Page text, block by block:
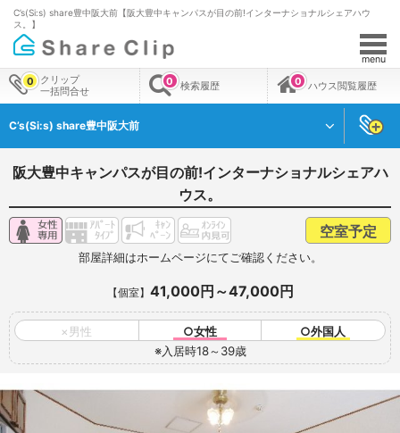
C’s(Si:s) share豊中阪大前【阪大豊中キャンパスが目の前!インターナショナルシェアハウ
ス。】
menu
クリップ
一括問合せ
0 検索履歴
0 ハウス閲覧履歴
0
C’s(Si:s) share豊中阪大前
阪大豊中キャンパスが目の前!インターナショナルシェアハ
ウス。
空室予定
部屋詳細はホームページにてご確認ください。
【個室】 41,000円～47,000円
×男性 ○女性
○外国人
※入居時18～39歳